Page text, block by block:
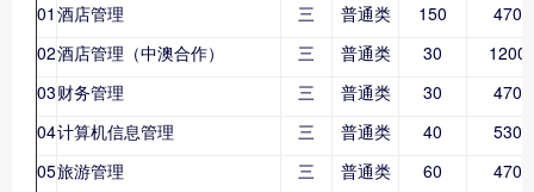
01 酒店管理 三 普通类 150
4700
02酒店管理（中澳合作） 三 普通类 30
03财务管理 三 普通类 30
4700
04计算机信息管理 三 普通类 40
5300
05旅游管理 三 普通类 60
4700